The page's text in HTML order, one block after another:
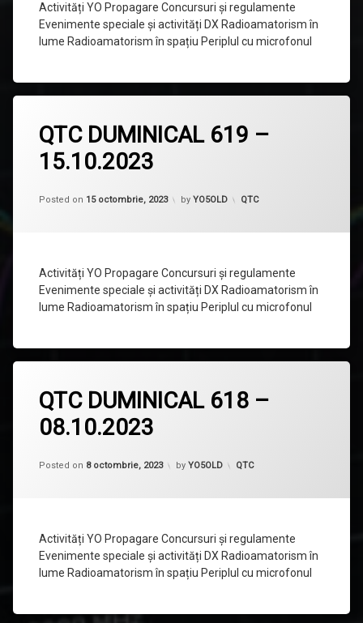
Activități YO Propagare Concursuri și regulamente
Evenimente speciale și activități DX Radioamatorism în
lume Radioamatorism în spațiu Periplul cu microfonul
QTC DUMINICAL 619 –
15.10.2023
Posted on 15 octombrie, 2023 by YO5OLD Categorii:
QTC
Activități YO Propagare Concursuri și regulamente
Evenimente speciale și activități DX Radioamatorism în
lume Radioamatorism în spațiu Periplul cu microfonul
un
comentariu
la
QTC
619
QTC DUMINICAL 618 –
08.10.2023
Posted on 8 octombrie, 2023 by YO5OLD Categorii:
QTC
Activități YO Propagare Concursuri și regulamente
Evenimente speciale și activități DX Radioamatorism în
lume Radioamatorism în spațiu Periplul cu microfonul
un
comentariu
la
QTC
618